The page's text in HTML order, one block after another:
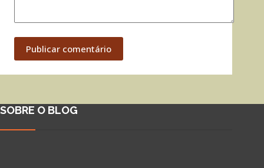
Publicar comentário
SOBRE O BLOG